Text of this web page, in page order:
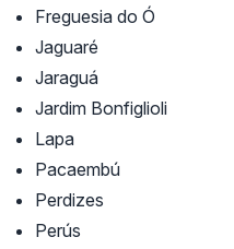
Freguesia do Ó
Jaguaré
Jaraguá
Jardim Bonfiglioli
Lapa
Pacaembú
Perdizes
Perús